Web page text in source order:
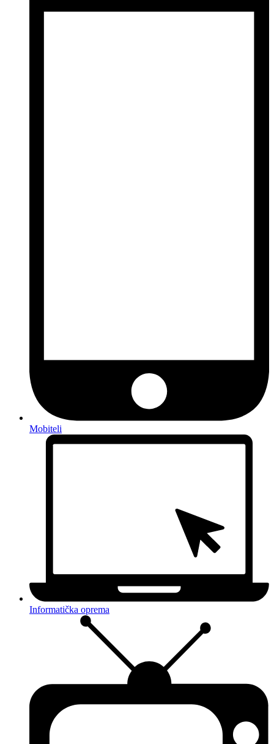
Mobiteli
Informatička oprema